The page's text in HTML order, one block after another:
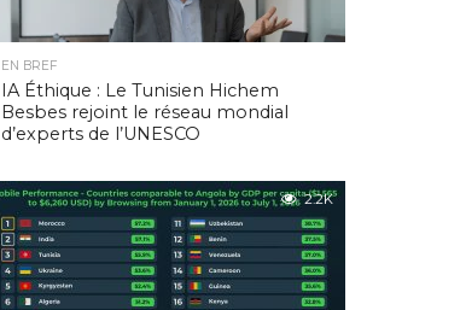
EN BREF
IA Éthique : Le Tunisien Hichem
Besbes rejoint le réseau mondial
d’experts de l’UNESCO
2.2K